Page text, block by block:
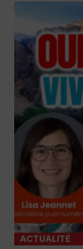
ACTUALITÉ